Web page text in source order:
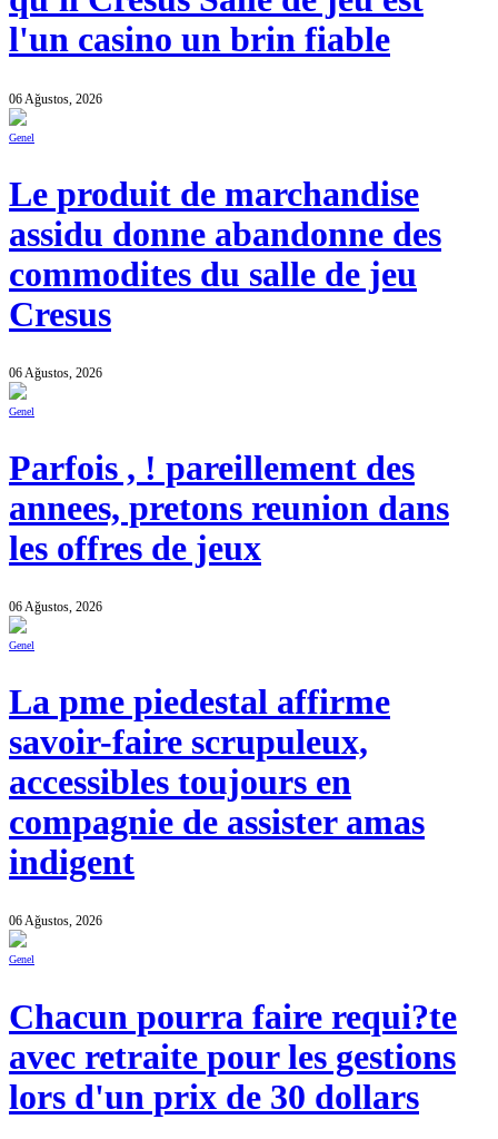
l'un casino un brin fiable
06 Ağustos, 2026
Genel
Le produit de marchandise
assidu donne abandonne des
commodites du salle de jeu
Cresus
06 Ağustos, 2026
Genel
Parfois , ! pareillement des
annees, pretons reunion dans
les offres de jeux
06 Ağustos, 2026
Genel
La pme piedestal affirme
savoir-faire scrupuleux,
accessibles toujours en
compagnie de assister amas
indigent
06 Ağustos, 2026
Genel
Chacun pourra faire requi?te
avec retraite pour les gestions
lors d'un prix de 30 dollars